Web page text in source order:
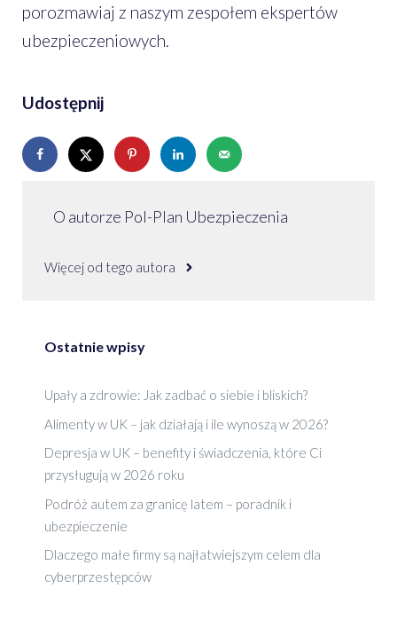
porozmawiaj z naszym zespołem ekspertów
ubezpieczeniowych.
Udostępnij
O autorze Pol-Plan Ubezpieczenia
Więcej od tego autora
Ostatnie wpisy
Upały a zdrowie: Jak zadbać o siebie i bliskich?
Alimenty w UK – jak działają i ile wynoszą w 2026?
Depresja w UK – benefity i świadczenia, które Ci
przysługują w 2026 roku
Podróż autem za granicę latem – poradnik i
ubezpieczenie
Dlaczego małe firmy są najłatwiejszym celem dla
cyberprzestępców